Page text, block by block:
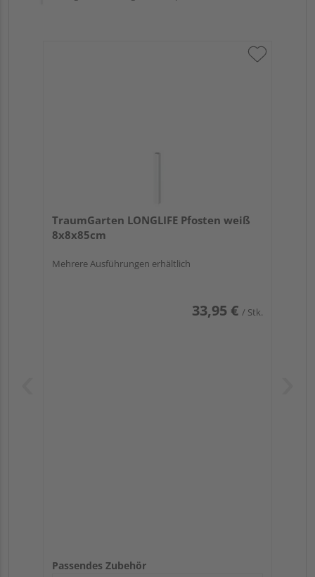
TraumGarten LONGLIFE Pfosten weiß
8x8x85cm
Mehrere Ausführungen erhältlich
33,95 € / Stk.
Passendes Zubehör